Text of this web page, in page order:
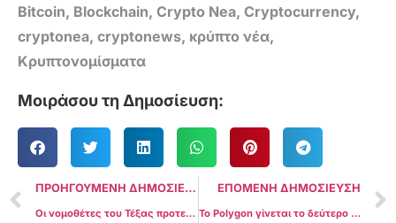
Bitcoin, Blockchain, Crypto Nea, Cryptocurrency,
cryptonea, cryptonews, κρύπτο νέα,
Κρυπτονομίσματα
Μοιράσου τη Δημοσίευση:
ΠΡΟΗΓΟΥΜΕΝΗ ΔΗΜΟΣΙΕΥΣΗ
Οι νομοθέτες του Τέξας προτείνουν ένα κρατικό ψηφιακό νόμισμα με βάση τον χρυσό
ΕΠΟΜΕΝΗ ΔΗΜΟΣΙΕΥΣΗ
Το Polygon γίνεται το δεύτερο μεγαλύτερο blockchain παιχνιδιών μετά την αύξηση της δραστηριότητας των χρηστών τον Μάρτιο